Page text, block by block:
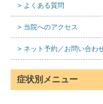
よくある質問
当院へのアクセス
ネット予約／お問い合わ
症状別メニュー